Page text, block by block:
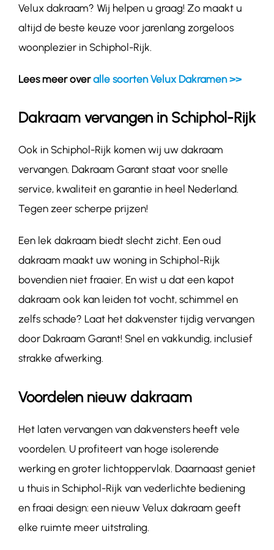
Velux dakraam? Wij helpen u graag! Zo maakt u
altijd de beste keuze voor jarenlang zorgeloos
woonplezier in Schiphol-Rijk.
Lees meer overalle soorten Velux Dakramen >>
Dakraam vervangen in Schiphol-Rijk
Ook in Schiphol-Rijk komen wij uw dakraam
vervangen. Dakraam Garant staat voor snelle
service, kwaliteit en garantie in heel Nederland.
Tegen zeer scherpe prijzen!
Een lek dakraam biedt slecht zicht. Een oud
dakraam maakt uw woning in Schiphol-Rijk
bovendien niet fraaier. En wist u dat een kapot
dakraam ook kan leiden tot vocht, schimmel en
zelfs schade? Laat het dakvenster tijdig vervangen
door Dakraam Garant! Snel en vakkundig, inclusief
strakke afwerking.
Voordelen nieuw dakraam
Het laten vervangen van dakvensters heeft vele
voordelen. U profiteert van hoge isolerende
werking en groter lichtoppervlak. Daarnaast geniet
u thuis in Schiphol-Rijk van vederlichte bediening
en fraai design: een nieuw Velux dakraam geeft
elke ruimte meer uitstraling.